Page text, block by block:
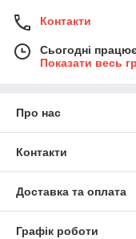
Контакти
Сьогодні
Показати весь
Про нас
Контакти
Доставка та оплата
Графік роботи